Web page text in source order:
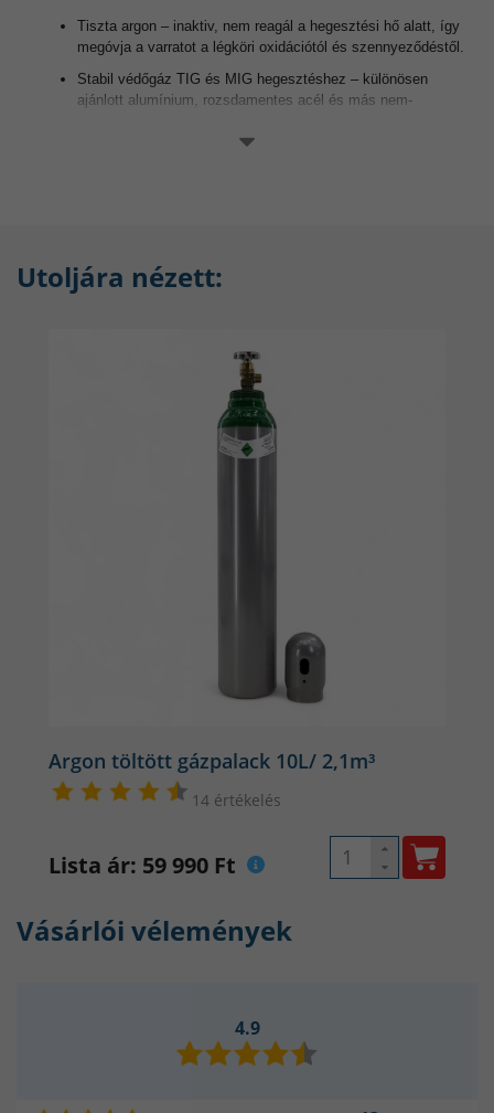
Tiszta argon – inaktiv, nem reagál a hegesztési hő alatt, így
megóvja a varratot a légköri oxidációtól és szennyeződéstől.
Stabil védőgáz TIG és MIG hegesztéshez – különösen
ajánlott alumínium, rozsdamentes acél és más nem-
A palack saját tulajdonod, így igény szerint újratölthető
Mikor használd argont?
Az argon gáz elsősorban olyan hegesztési eljárásoknál jön szóba, ahol
a védőgáz szerepe kulcsfontosságú:
TIG (AWI) hegesztés – stabil ív, tiszta varratok
Csatlakozás: W21,8″ x 1/14″
Előnyök egy pillanat alatt
Kiváló védőgáz TIG/MIG hegesztéshez
Megbízható minőség és TÜV tanúsítvány
Vásárlás után a palack a sajátod, bármikor tudjuk tölteni!
Utoljára nézett:
Argon töltött gázpalack 10L/ 2,1m³
14 értékelés
Lista ár: 59 990 Ft
Vásárlói vélemények
4.9